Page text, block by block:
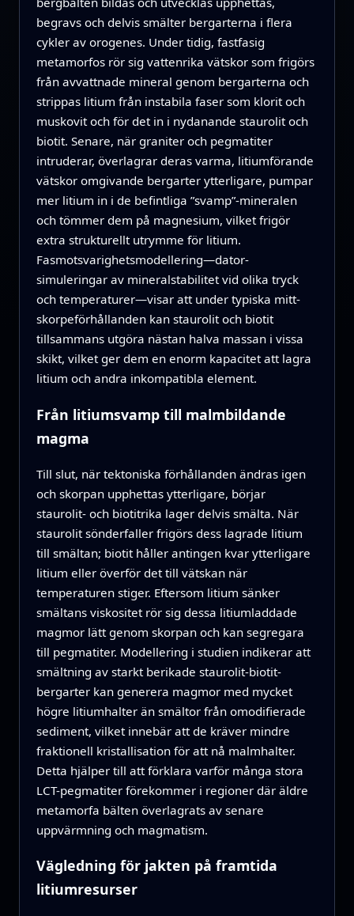
begravs och delvis smälter bergarterna i flera
cykler av orogenes. Under tidig, fastfasig
metamorfos rör sig vattenrika vätskor som frigörs
från avvattnade mineral genom bergarterna och
strippas litium från instabila faser som klorit och
muskovit och för det in i nydanande staurolit och
biotit. Senare, när graniter och pegmatiter
intruderar, överlagrar deras varma, litiumförande
vätskor omgivande bergarter ytterligare, pumpar
mer litium in i de befintliga ”svamp”-mineralen
och tömmer dem på magnesium, vilket frigör
extra strukturellt utrymme för litium.
Fasmotsvarighetsmodellering—dator-
simuleringar av mineralstabilitet vid olika tryck
och temperaturer—visar att under typiska mitt-
skorpeförhållanden kan staurolit och biotit
tillsammans utgöra nästan halva massan i vissa
skikt, vilket ger dem en enorm kapacitet att lagra
litium och andra inkompatibla element.
Från litiumsvamp till malmbildande
magma
Till slut, när tektoniska förhållanden ändras igen
och skorpan upphettas ytterligare, börjar
staurolit- och biotitrika lager delvis smälta. När
staurolit sönderfaller frigörs dess lagrade litium
till smältan; biotit håller antingen kvar ytterligare
litium eller överför det till vätskan när
temperaturen stiger. Eftersom litium sänker
smältans viskositet rör sig dessa litiumladdade
magmor lätt genom skorpan och kan segregara
till pegmatiter. Modellering i studien indikerar att
smältning av starkt berikade staurolit-biotit-
bergarter kan generera magmor med mycket
högre litiumhalter än smältor från omodifierade
sediment, vilket innebär att de kräver mindre
fraktionell kristallisation för att nå malmhalter.
Detta hjälper till att förklara varför många stora
LCT-pegmatiter förekommer i regioner där äldre
metamorfa bälten överlagrats av senare
uppvärmning och magmatism.
Vägledning för jakten på framtida
litiumresurser